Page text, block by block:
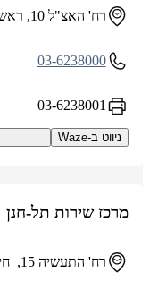
רח' האצ"ל 10, ראשל"צ
03-6238000
03-6238001
ניווט ב-Waze
מרכז שירות תל-חנן
רח' התעשיה 15, חיפה